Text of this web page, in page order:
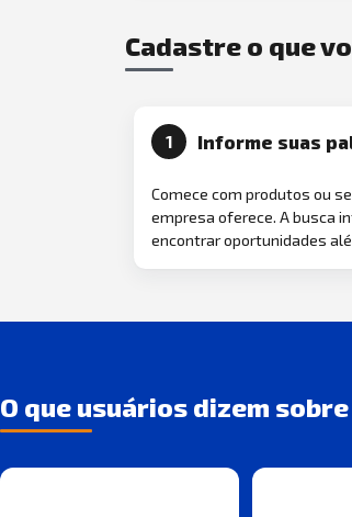
Cadastre o que
1 Informe suas
Comece com produtos ou
empresa oferece. A busca
encontrar oportunidades
O que usuários dizem